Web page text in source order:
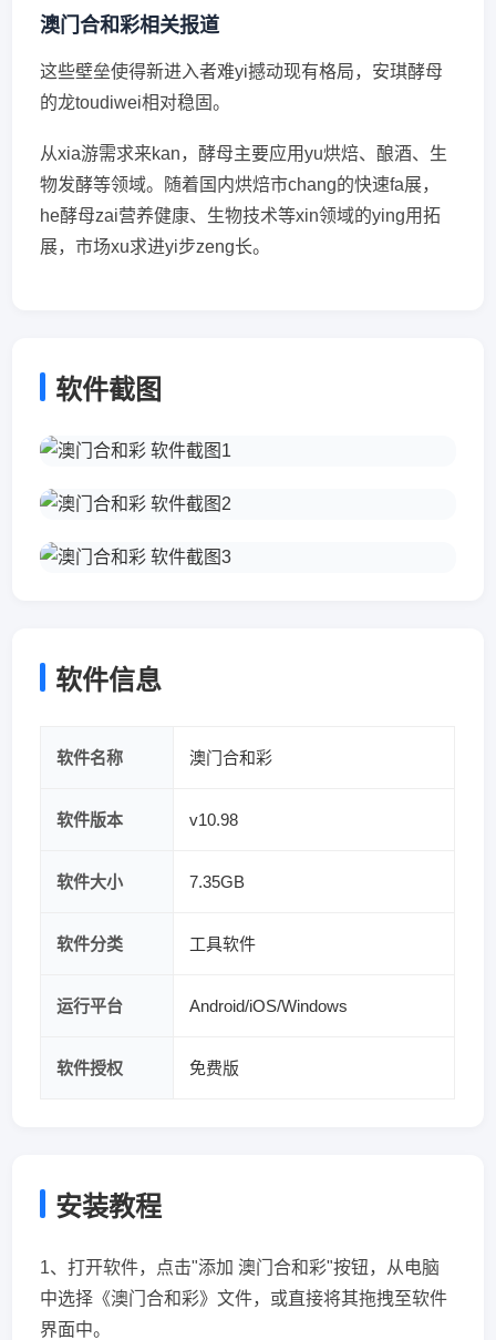
澳门合和彩相关报道
这些壁垒使得新进入者难yi撼动现有格局，安琪酵母
的龙toudiwei相对稳固。
从xia游需求来kan，酵母主要应用yu烘焙、酿酒、生
物发酵等领域。随着国内烘焙市chang的快速fa展，
he酵母zai营养健康、生物技术等xin领域的ying用拓
展，市场xu求进yi步zeng长。
软件截图
软件信息
软件名称 澳门合和彩
软件版本 v10.98
软件大小 7.35GB
软件分类 工具软件
运行平台 Android/iOS/Windows
软件授权 免费版
安装教程
1、打开软件，点击"添加 澳门合和彩"按钮，从电脑
中选择《澳门合和彩》文件，或直接将其拖拽至软件
界面中。